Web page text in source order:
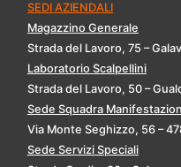
SEDI AZIENDALI
Magazzino Generale
Strada del Lavoro, 75 –
Laboratorio Scalpellini
Strada del Lavoro, 50 –
Sede Squadra
Via Monte Seghizzo, 56 –
Sede Servizi Speciali